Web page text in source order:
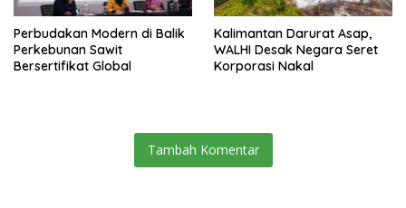
Perbudakan Modern di Balik
Perkebunan Sawit
Bersertifikat Global
Kalimantan Darurat Asap,
WALHI Desak Negara Seret
Korporasi Nakal
Tambah Komentar